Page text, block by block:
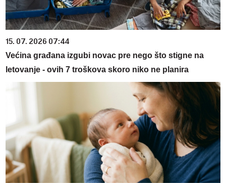
15. 07. 2026 07:44
Većina građana izgubi novac pre nego što stigne na
letovanje - ovih 7 troškova skoro niko ne planira